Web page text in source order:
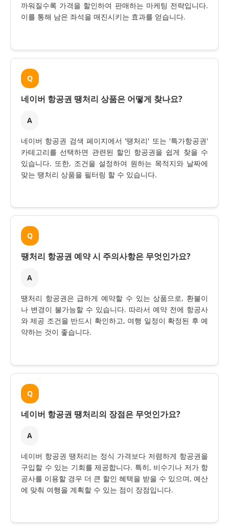
까워질수록 가격을 할인하여 판매하는 마케팅 전략입니다.
이를 통해 남은 좌석을 매진시키는 효과를 얻습니다.
Q
네이버 항공권 땡처리 상품은 어떻게 찾나요?
A
네이버 항공권 검색 페이지에서 '땡처리' 또는 '특가항공권'
카테고리를 선택하면 관련된 할인 항공권을 쉽게 찾을 수
있습니다. 또한, 조건을 설정하여 원하는 목적지와 날짜에
맞는 땡처리 상품을 필터링 할 수 있습니다.
Q
땡처리 항공권 예약 시 주의사항은 무엇인가요?
A
땡처리 항공권은 급하게 예약할 수 있는 상품으로, 환불이
나 변경이 불가능할 수 있습니다. 따라서 예약 전에 항공사
와 제공 조건을 반드시 확인하고, 여행 일정이 확정된 후 예
약하는 것이 좋습니다.
Q
네이버 항공권 땡처리의 장점은 무엇인가요?
A
네이버 항공권 땡처리는 정식 가격보다 저렴하게 항공권을
구입할 수 있는 기회를 제공합니다. 특히, 비수기나 저가 항
공사를 이용할 경우 더 큰 할인 혜택을 받을 수 있으며, 예산
에 맞춰 여행을 계획할 수 있는 점이 장점입니다.